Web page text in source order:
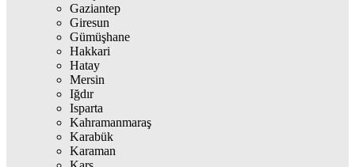
Gaziantep
Giresun
Gümüşhane
Hakkari
Hatay
Mersin
Iğdır
Isparta
Kahramanmaraş
Karabük
Karaman